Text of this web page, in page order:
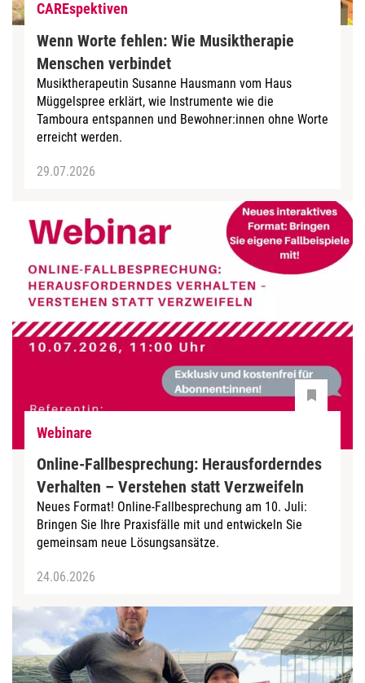
CAREspektiven
Wenn Worte fehlen: Wie Musiktherapie
Menschen verbindet
Musiktherapeutin Susanne Hausmann vom Haus
Müggelspree erklärt, wie Instrumente wie die
Tamboura entspannen und Bewohner:innen ohne Worte
erreicht werden.
29.07.2026
Webinare
Online-Fallbesprechung: Herausforderndes
Verhalten – Verstehen statt Verzweifeln
Neues Format! Online-Fallbesprechung am 10. Juli:
Bringen Sie Ihre Praxisfälle mit und entwickeln Sie
gemeinsam neue Lösungsansätze.
24.06.2026